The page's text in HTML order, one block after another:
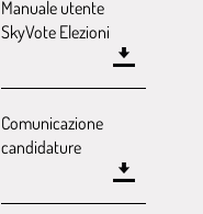
Manuale utente
SkyVote Elezioni
Comunicazione
candidature